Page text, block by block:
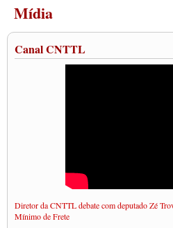
Mídia
Canal CNTTL
Diretor da CNTTL debate com deputado Zé
Mínimo de Frete